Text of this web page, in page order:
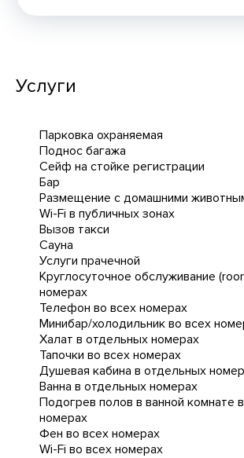
Услуги
Парковка охраняемая
Поднос багажа
Сейф на стойке регистрации
Бар
Размещение с домашними
Wi-Fi в публичных зонах
Вызов такси
Сауна
Услуги прачечной
Круглосуточное обслуживание
номерах
Телефон во всех номерах
Минибар/холодильник во всех
Халат в отдельных номерах
Тапочки во всех номерах
Душевая кабина в отдельных
Ванна в отдельных номерах
Подогрев полов в ванной комнате
номерах
Фен во всех номерах
Wi-Fi во всех номерах